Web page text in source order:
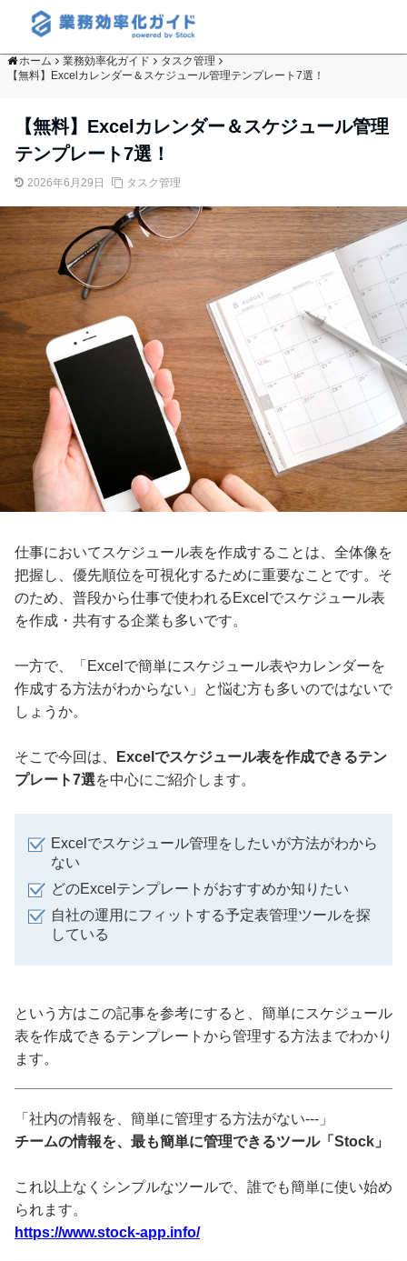
ホーム 業務効率化ガイド
タスク管理
【無料】Excelカレンダー＆スケジュール管理テンプレート7選！
【無料】Excelカレンダー＆スケジュール管理
テンプレート7選！
2026年6月29日 タスク管理
仕事においてスケジュール表を作成することは、全体像を
把握し、優先順位を可視化するために重要なことです。そ
のため、普段から仕事で使われるExcelでスケジュール表
を作成・共有する企業も多いです。
一方で、「Excelで簡単にスケジュール表やカレンダーを
作成する方法がわからない」と悩む方も多いのではないで
しょうか。
そこで今回は、
Excelでスケジュール表を作成できるテン
プレート7選を中心にご紹介します。
Excelでスケジュール管理をしたいが方法がわから
ない
どのExcelテンプレートがおすすめか知りたい
自社の運用にフィットする予定表管理ツールを探
している
という方はこの記事を参考にすると、簡単にスケジュール
表を作成できるテンプレートから管理する方法までわかり
ます。
「社内の情報を、簡単に管理する方法がない---」
チームの情報を、最も簡単に管理できるツール「Stock」
これ以上なくシンプルなツールで、誰でも簡単に使い始め
られます。
https://www.stock-app.info/